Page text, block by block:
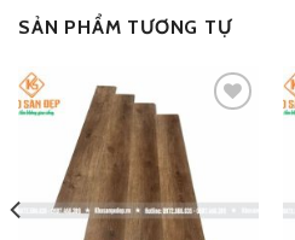
SẢN PHẨM TƯƠNG TỰ